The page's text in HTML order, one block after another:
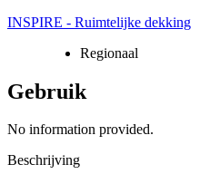
INSPIRE - Ruimtelijke dekking
Regionaal
Gebruik
No information provided.
Beschrijving